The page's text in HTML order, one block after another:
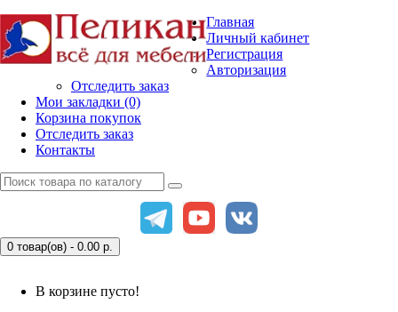
Главная
Личный кабинет
Регистрация
Авторизация
Отследить заказ
Мои закладки (0)
Корзина покупок
Отследить заказ
Контакты
0 товар(ов) - 0.00 р.
В корзине пусто!